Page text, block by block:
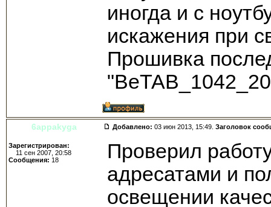
иногда и с
искажения при
Прошивка
6appakyga Добавлено: 03 июн 2013, 15:49. Заголовок
Зарегистрирован:
11 сен 2007, 20:58
Сообщения: 18
Проверил
адресатами и
освещении